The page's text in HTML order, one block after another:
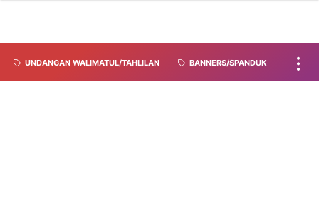
UNDANGAN WALIMATUL/TAHLILAN BANNERS/SPANDUK